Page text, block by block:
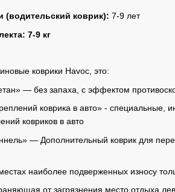
(водительский коврик): 7-9 лет
7-9 кг
коврики Havoc, это:
— без запаха, с эффектом
коврика в авто» - специальные,
ковриков в авто
— Дополнительный коврик для
наиболее подверженных износу
от загрязнения место отдыха